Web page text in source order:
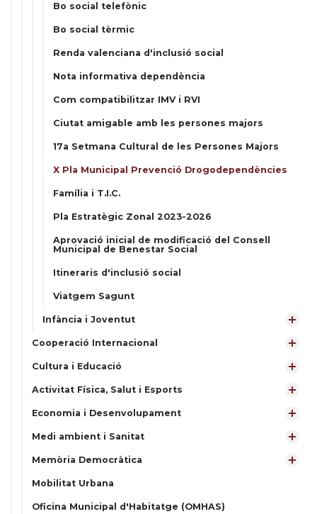
Bo social telefònic
Bo social tèrmic
Renda valenciana d'inclusió social
Nota informativa dependència
Com compatibilitzar IMV i RVI
Ciutat amigable amb les persones majors
17a Setmana Cultural de les Persones Majors
X Pla Municipal Prevenció Drogodependències
Família i T.I.C.
Pla Estratègic Zonal 2023-2026
Aprovació inicial de modificació del Consell
Municipal de Benestar Social
Itineraris d'inclusió social
Viatgem Sagunt
Infància i Joventut
Cooperació Internacional
Cultura i Educació
Activitat Física, Salut i Esports
Economia i Desenvolupament
Medi ambient i Sanitat
Memòria Democràtica
Mobilitat Urbana
Oficina Municipal d'Habitatge (OMHAS)